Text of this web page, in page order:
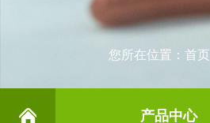
您所在位置： 首页
产品中心